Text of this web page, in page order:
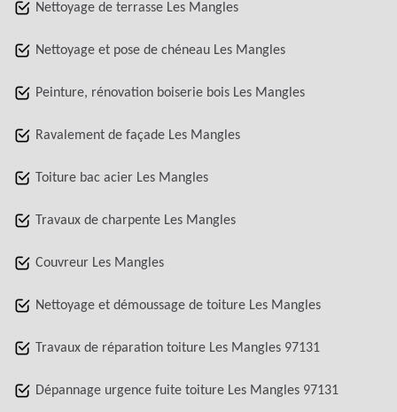
Nettoyage de terrasse Les Mangles
Nettoyage et pose de chéneau Les Mangles
Peinture, rénovation boiserie bois Les Mangles
Ravalement de façade Les Mangles
Toiture bac acier Les Mangles
Travaux de charpente Les Mangles
Couvreur Les Mangles
Nettoyage et démoussage de toiture Les Mangles
Travaux de réparation toiture Les Mangles 97131
Dépannage urgence fuite toiture Les Mangles 97131